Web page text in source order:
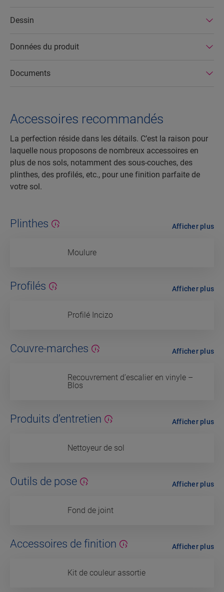
Dessin
Données du produit
Documents
Accessoires recommandés
La perfection réside dans les détails. C’est la raison pour
laquelle nous proposons de nombreux accessoires en
plus de nos sols, notamment des sous-couches, des
plinthes, des profilés, etc., pour une finition parfaite de
votre sol.
Plinthes
Moulure
Afficher plus
Profilés
Profilé Incizo
Afficher plus
Couvre-marches
Recouvrement d’escalier en vinyle –
Blos
Afficher plus
Produits d’entretien
Nettoyeur de sol
Afficher plus
Outils de pose
Fond de joint
Afficher plus
Accessoires de finition
Kit de couleur assortie
Afficher plus